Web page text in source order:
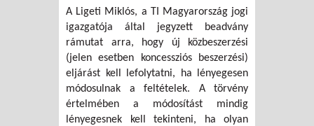
A Ligeti Miklós, a TI Magyarország jogi
igazgatója által jegyzett beadvány
rámutat arra, hogy új közbeszerzési
(jelen esetben koncessziós beszerzési)
eljárást kell lefolytatni, ha lényegesen
módosulnak a feltételek. A törvény
értelmében a módosítást mindig
lényegesnek kell tekinteni, ha olyan